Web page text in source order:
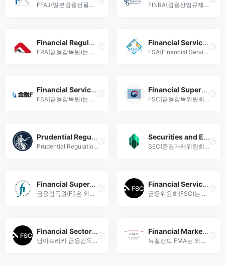
FFAJ(일본금융선물협회)는 외환규제 및 파생상품 시장의 투명성 강화를 위한 회원사 관리와 투자자 보호 정책을 제공합니다. FINRA(금융산업규제청)는 미국 증권회사 및 외환 브로커를 감독하는 비정부 규제 기관으로, 투자자 보호와 금융시장 공정성 강화를 위한 규제를 수행합니다.
Financial Regulatory Authority (FRA)
FRA(금융감독원)는 외환시장 공정성 확보, 투자자 보호 및 금융시스템 안정성을 위한 감독·규제 기관으로, 외환거래 및 관련 금융제도 운영을 총괄합니다.
Financial Services Authority (FSA)
FSA(Financial Services Authority)는 외환 거래, 증권, 블록체인 등 금융 서비스의 공정성과 안정성을 위한 감독 및 라이선스 발급을 담당하는 공식 규제 기관입니다.
Financial Services Agency (FSA)
FSA(금융감독원)는 외환 거래 규제, 금융시장 안정화, 투자자 보호를 위한 정책 수립 및 감독을 수행하는 국제 금융 규제 기관입니다.
Financial Supervision Commission (FSC)
FSC(금융감독위원회)는 외환 규제 및 금융시장 안정화를 위한 감독 정책을 수립·시행하는 대한민국 대표 금융감독 기관입니다.
Prudential Regulation Authority (PRA)
Prudential Regulation Authority(PRA)는 영란은행 산하 금융기관 건전성 감독을 통해 금융시스템 안정성 확보 및 리스크 관리를 수행하는 규제기관입니다.
Securities and Exchange Commission (SEC)
SEC(증권거래위원회)는 미국 금융시장 규제 기관으로 외환·증권 거래 감독, 투자자 보호, 금융법 준수 체계 강화를 통해 시장 공정성 확립에 기여합니다.
Financial Supervision Authority (FI)
금융감독원(FI)은 외환 규제·금융시장 감독을 통해 금융시스템 안정성 확보와 투명한 거래환경 조성에 기여하는 국제 금융감독 기관입니다.
Financial Services Commission (FSC)
금융위원회(FSC)는 외환 규제·금융감독을 통해 금융시장 안정성 확보 및 투명한 자본시장 운영을 주관하는 대한민국 대표 금융 규제 기관입니다.
Financial Sector Conduct Authority (FSCA)
남아프리카 금융감독청(FSCA)은 외환 규제, 금융기관 라이선스 발급 및 투자자 보호를 통해 공정한 금융시장 운영을 주관하는 남아공 공식 감독기관입니다.
Financial Market Authority (FMA)
뉴질랜드 FMA는 외환 거래 및 파생상품 발행 업체의 라이선스 심사와 감독을 통해 금융 시장의 투명성과 투자자 보호를 강화하는 금융 규제 기관입니다.